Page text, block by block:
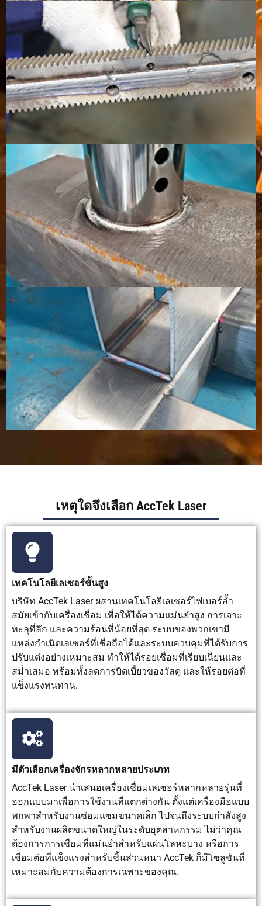
ประสิทธิภาพ
การผลิต
เหมาะอย่าง
การผลิต
แบบเป็นชุด
และแบบต่อ
เนื่อง
ประสิทธิภาพ
ต่ำลง
โปรยลงมา
เฉพาะอย่าง
การประมวล
ผลหลังการ
เชื่อม
โดยปกติ
แล้วไม่
จำเป็นต้อง
เจียรหรือ
ขัดมากนัก
อาจต้องการ
การตกแต่ง
เพิ่มเติมเล็ก
น้อย
มักต้องมีการ
ทำความ
สะอาด ขัด
หรือกำจัด
คราบ
กระเด็น
ค่าอุปกรณ์
การลงทุน
เริ่มต้นที่สูง
ต่ำถึงปาน
กลาง
ปานกลาง
ต้นทุนการ
ดำเนินการ
ต้นทุน
แรงงาน
และการ
ตกแต่งต่ำ
กว่า แต่
ต้นทุน
อุปกรณ์สูง
ต้นทุน
แรงงานสูง
ขึ้นเนื่องจาก
ความเร็วใน
การทำงาน
ลดลง
ค่าใช้จ่าย
ปานกลาง
รวมค่าสาย
ไฟและค่า
แก๊ส
ความ
แม่นยำสูง ส
แตนเลส อลู
ชิ้นส่วนยาน
ยนต์ และ
การผลิต
แบบ
อัตโนมัติ
คุณภาพสูง
เหล็กกล้าไร้
สนิมบาง ท่อ
โลหะหนัก
เหตุใดจึงเลือก AccTek Laser
เทคโนโลยีเลเซอร์ขั้นสูง
บริษัท AccTek Laser ผสานเทคโนโลยีเลเซอร์ไฟเบอร์ล้ำ
สมัยเข้ากับเครื่องเชื่อม เพื่อให้ได้ความแม่นยำสูง การเจาะ
ทะลุที่ลึก และความร้อนที่น้อยที่สุด ระบบของพวกเขามี
แหล่งกำเนิดเลเซอร์ที่เชื่อถือได้และระบบควบคุมที่ได้รับการ
ปรับแต่งอย่างเหมาะสม ทำให้ได้รอยเชื่อมที่เรียบเนียนและ
สม่ำเสมอ พร้อมทั้งลดการบิดเบี้ยวของวัสดุ และให้รอยต่อที่
แข็งแรงทนทาน.
มีตัวเลือกเครื่องจักรหลากหลายประเภท
AccTek Laser นำเสนอเครื่องเชื่อมเลเซอร์หลากหลายรุ่นที่
ออกแบบมาเพื่อการใช้งานที่แตกต่างกัน ตั้งแต่เครื่องมือแบบ
พกพาสำหรับงานซ่อมแซมขนาดเล็ก ไปจนถึงระบบกำลังสูง
สำหรับงานผลิตขนาดใหญ่ในระดับอุตสาหกรรม ไม่ว่าคุณ
ต้องการการเชื่อมที่แม่นยำสำหรับแผ่นโลหะบาง หรือการ
เชื่อมต่อที่แข็งแรงสำหรับชิ้นส่วนหนา AccTek ก็มีโซลูชันที่
เหมาะสมกับความต้องการเฉพาะของคุณ.